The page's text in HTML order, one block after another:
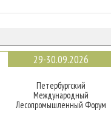
29-30.09.2026
Петербургский
Международный
Лесопромышленный Форум